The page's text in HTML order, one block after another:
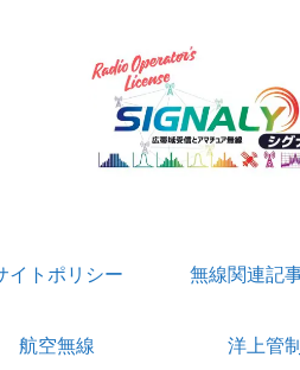
イトポリシー 無線関連記
航空無線 洋上管制